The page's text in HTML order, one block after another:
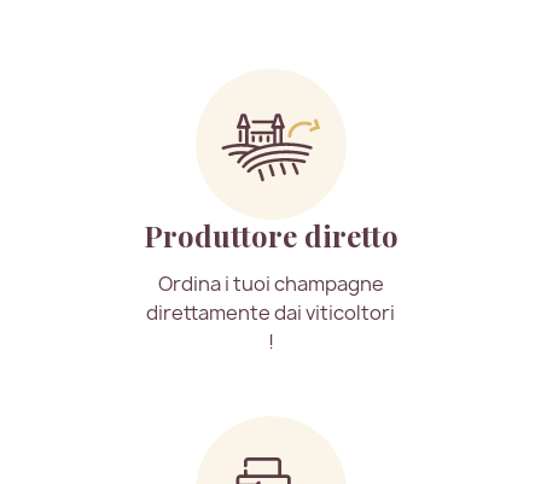
Produttore diretto
Ordina i tuoi champagne
direttamente dai viticoltori
!